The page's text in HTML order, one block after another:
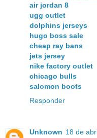
air jordan 8
ugg outlet
dolphins jerseys
hugo boss sale
cheap ray bans
jets jersey
nike factory outlet
chicago bulls
salomon boots
Responder
Unknown 18 de